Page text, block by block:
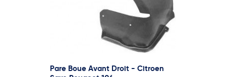
Pare Boue Avant Droit - Citroen